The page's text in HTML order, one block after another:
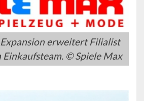
erweitert Filialist
Einkaufsteam. © Spiele Max